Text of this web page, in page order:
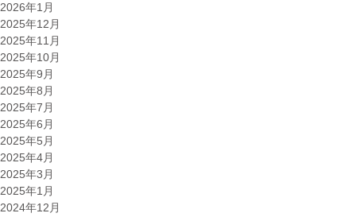
2026年1月
2025年12月
2025年11月
2025年10月
2025年9月
2025年8月
2025年7月
2025年6月
2025年5月
2025年4月
2025年3月
2025年1月
2024年12月